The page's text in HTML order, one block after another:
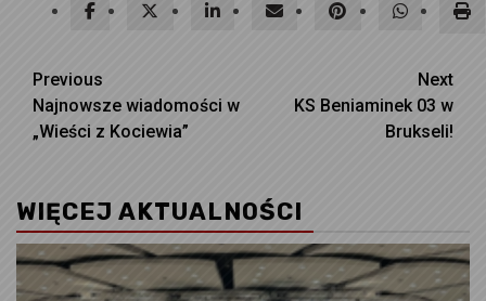
Continue
Reading
Previous
Najnowsze wiadomości w
„Wieści z Kociewia”
Next
KS Beniaminek 03 w
Brukseli!
WIĘCEJ AKTUALNOŚCI